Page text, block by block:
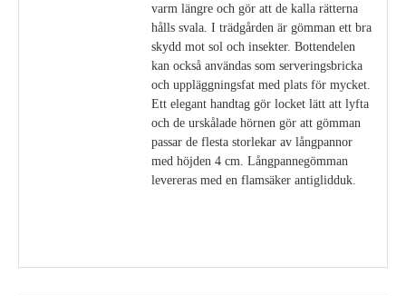
varm längre och gör att de kalla rätterna
hålls svala. I trädgården är gömman ett bra
skydd mot sol och insekter. Bottendelen
kan också användas som serveringsbricka
och uppläggningsfat med plats för mycket.
Ett elegant handtag gör locket lätt att lyfta
och de urskålade hörnen gör att gömman
passar de flesta storlekar av långpannor
med höjden 4 cm. Långpannegömman
levereras med en flamsäker antiglidduk.